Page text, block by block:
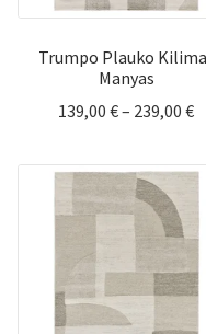
Trumpo Plauko
Manyas
139,00 €– 239,00 €